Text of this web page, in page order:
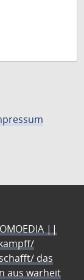
||
das
aus warheit